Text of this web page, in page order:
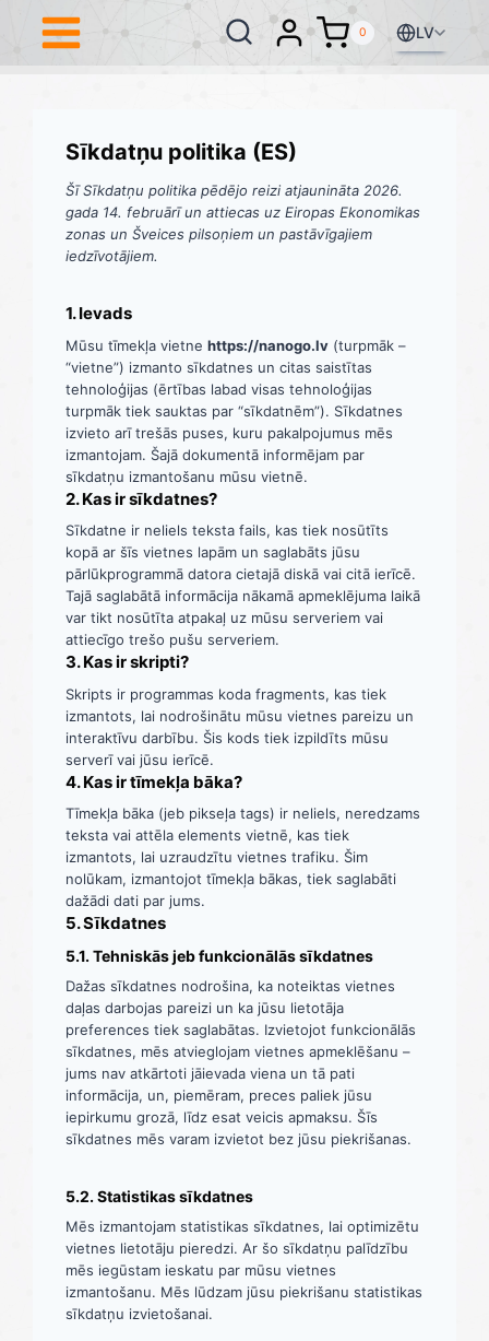
content
0 LV
Sīkdatņu politika (ES)
Šī Sīkdatņu politika pēdējo reizi atjaunināta 2026.
gada 14. februārī un attiecas uz Eiropas Ekonomikas
zonas un Šveices pilsoņiem un pastāvīgajiem
iedzīvotājiem.
1. Ievads
Mūsu tīmekļa vietne https://nanogo.lv (turpmāk –
“vietne”) izmanto sīkdatnes un citas saistītas
tehnoloģijas (ērtības labad visas tehnoloģijas
turpmāk tiek sauktas par “sīkdatnēm”). Sīkdatnes
izvieto arī trešās puses, kuru pakalpojumus mēs
izmantojam. Šajā dokumentā informējam par
sīkdatņu izmantošanu mūsu vietnē.
2. Kas ir sīkdatnes?
Sīkdatne ir neliels teksta fails, kas tiek nosūtīts
kopā ar šīs vietnes lapām un saglabāts jūsu
pārlūkprogrammā datora cietajā diskā vai citā ierīcē.
Tajā saglabātā informācija nākamā apmeklējuma laikā
var tikt nosūtīta atpakaļ uz mūsu serveriem vai
attiecīgo trešo pušu serveriem.
3. Kas ir skripti?
Skripts ir programmas koda fragments, kas tiek
izmantots, lai nodrošinātu mūsu vietnes pareizu un
interaktīvu darbību. Šis kods tiek izpildīts mūsu
serverī vai jūsu ierīcē.
4. Kas ir tīmekļa bāka?
Tīmekļa bāka (jeb pikseļa tags) ir neliels, neredzams
teksta vai attēla elements vietnē, kas tiek
izmantots, lai uzraudzītu vietnes trafiku. Šim
nolūkam, izmantojot tīmekļa bākas, tiek saglabāti
dažādi dati par jums.
5. Sīkdatnes
5.1. Tehniskās jeb funkcionālās sīkdatnes
Dažas sīkdatnes nodrošina, ka noteiktas vietnes
daļas darbojas pareizi un ka jūsu lietotāja
preferences tiek saglabātas. Izvietojot funkcionālās
sīkdatnes, mēs atvieglojam vietnes apmeklēšanu –
jums nav atkārtoti jāievada viena un tā pati
informācija, un, piemēram, preces paliek jūsu
iepirkumu grozā, līdz esat veicis apmaksu. Šīs
sīkdatnes mēs varam izvietot bez jūsu piekrišanas.
5.2. Statistikas sīkdatnes
Mēs izmantojam statistikas sīkdatnes, lai optimizētu
vietnes lietotāju pieredzi. Ar šo sīkdatņu palīdzību
mēs iegūstam ieskatu par mūsu vietnes
izmantošanu. Mēs lūdzam jūsu piekrišanu statistikas
sīkdatņu izvietošanai.